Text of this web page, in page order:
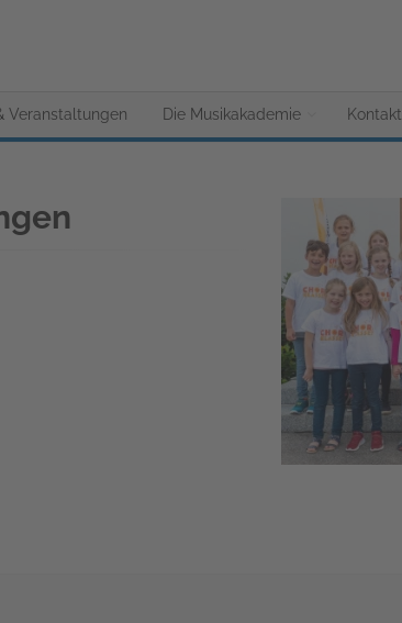
Veranstaltungen Die Musikakademie Kontakt